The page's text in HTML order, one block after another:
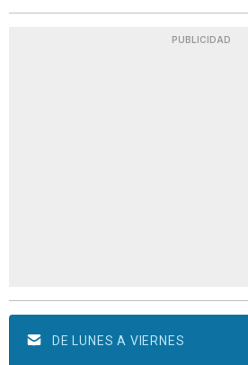
PUBLICIDAD
DE LUNES A VIERNES